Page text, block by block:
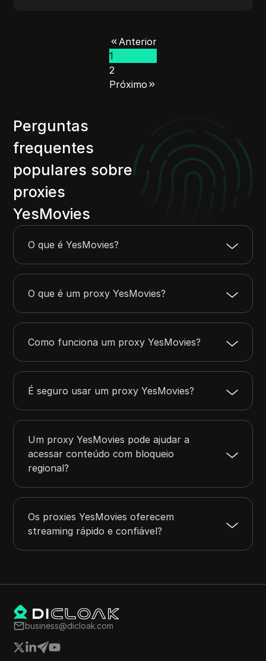
Anterior
1
2
Próximo
Perguntas
frequentes
populares sobre
proxies
YesMovies
O que é YesMovies?
O que é um proxy YesMovies?
Como funciona um proxy YesMovies?
É seguro usar um proxy YesMovies?
Um proxy YesMovies pode ajudar a
acessar conteúdo com bloqueio
regional?
Os proxies YesMovies oferecem
streaming rápido e confiável?
business@dicloak.com